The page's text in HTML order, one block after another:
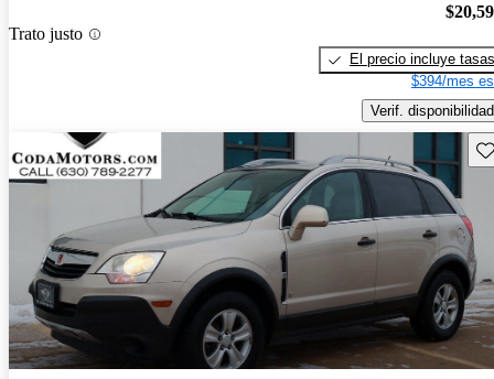
Trato justo
El precio incluye tasas
$394/mes
Verif. disponibilidad